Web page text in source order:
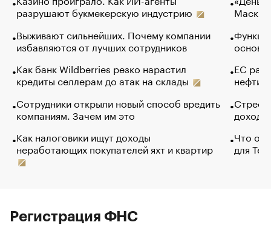
разрушают букмекерскую индустрию
Выживают сильнейших. Почему компании
избавляются от лучших сотрудников
Как банк Wildberries резко нарастил
кредиты селлерам до атак на склады
Сотрудники открыли новый способ вредить
компаниям. Зачем им это
Как налоговики ищут доходы
неработающих покупателей яхт и квартир
Маск в
основ
ЕС
нефти
Что
для
Регистрация ФНС